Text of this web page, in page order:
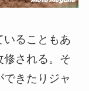
いることもあ
修される。そ
きたりジャ